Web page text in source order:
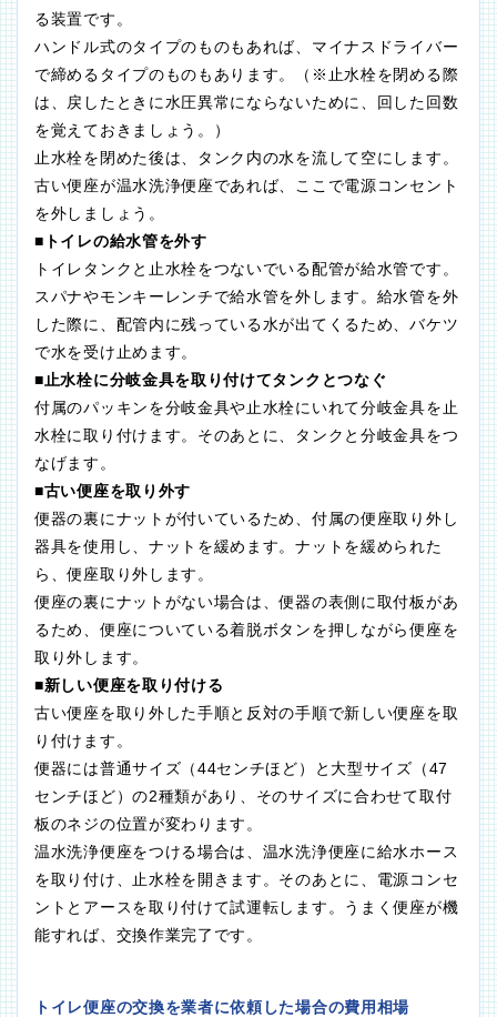
る装置です。
ハンドル式のタイプのものもあれば、マイナスドライバー
で締めるタイプのものもあります。（※止水栓を閉める際
は、戻したときに水圧異常にならないために、回した回数
を覚えておきましょう。）
止水栓を閉めた後は、タンク内の水を流して空にします。
古い便座が温水洗浄便座であれば、ここで電源コンセント
を外しましょう。
■トイレの給水管を外す
トイレタンクと止水栓をつないでいる配管が給水管です。
スパナやモンキーレンチで給水管を外します。給水管を外
した際に、配管内に残っている水が出てくるため、バケツ
で水を受け止めます。
■止水栓に分岐金具を取り付けてタンクとつなぐ
付属のパッキンを分岐金具や止水栓にいれて分岐金具を止
水栓に取り付けます。そのあとに、タンクと分岐金具をつ
なげます。
■古い便座を取り外す
便器の裏にナットが付いているため、付属の便座取り外し
器具を使用し、ナットを緩めます。ナットを緩められた
ら、便座取り外します。
便座の裏にナットがない場合は、便器の表側に取付板があ
るため、便座についている着脱ボタンを押しながら便座を
取り外します。
■新しい便座を取り付ける
古い便座を取り外した手順と反対の手順で新しい便座を取
り付けます。
便器には普通サイズ（44センチほど）と大型サイズ（47
センチほど）の2種類があり、そのサイズに合わせて取付
板のネジの位置が変わります。
温水洗浄便座をつける場合は、温水洗浄便座に給水ホース
を取り付け、止水栓を開きます。そのあとに、電源コンセ
ントとアースを取り付けて試運転します。うまく便座が機
能すれば、交換作業完了です。
トイレ便座の交換を業者に依頼した場合の費用相場